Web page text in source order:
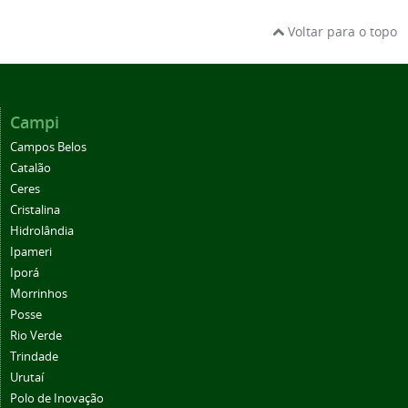
Voltar para o topo
Campi
Campos Belos
Catalão
Ceres
Cristalina
Hidrolândia
Ipameri
Iporá
Morrinhos
Posse
Rio Verde
Trindade
Urutaí
Polo de Inovação